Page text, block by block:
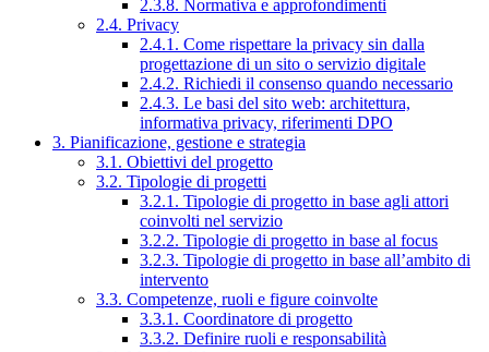
2.3.8. Normativa e approfondimenti
2.4. Privacy
2.4.1. Come rispettare la privacy sin dalla
progettazione di un sito o servizio digitale
2.4.2. Richiedi il consenso quando necessario
2.4.3. Le basi del sito web: architettura,
informativa privacy, riferimenti DPO
3. Pianificazione, gestione e strategia
3.1. Obiettivi del progetto
3.2. Tipologie di progetti
3.2.1. Tipologie di progetto in base agli attori
coinvolti nel servizio
3.2.2. Tipologie di progetto in base al focus
3.2.3. Tipologie di progetto in base all’ambito di
intervento
3.3. Competenze, ruoli e figure coinvolte
3.3.1. Coordinatore di progetto
3.3.2. Definire ruoli e responsabilità